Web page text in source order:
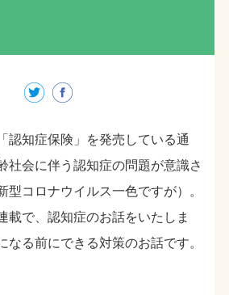
認知症保険」を発売している通
社会に伴う認知症の問題が意識さ
型コロナウイルス一色ですが）。
載で、認知症のお話をいたしま
なる前にできる対策のお話です。